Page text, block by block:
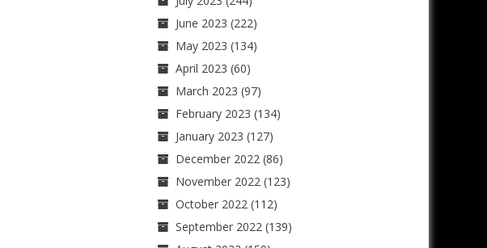
June 2023 (222)
May 2023 (134)
April 2023 (60)
March 2023 (97)
February 2023 (134)
January 2023 (127)
December 2022(86)
November 2022(123)
October 2022(112)
September 2022(139)